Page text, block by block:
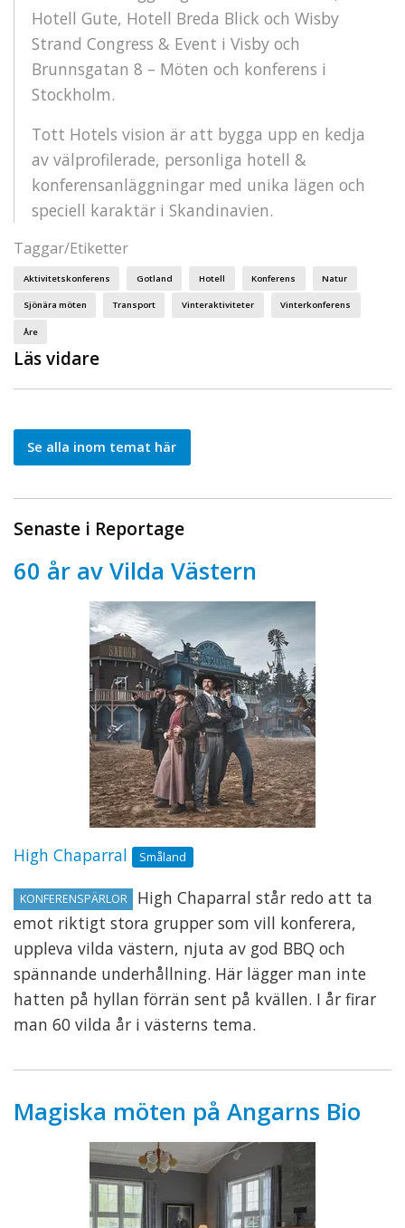
Hotell Gute, Hotell Breda Blick och Wisby
Strand Congress & Event i Visby och
Brunnsgatan 8 – Möten och konferens i
Stockholm.
Tott Hotels vision är att bygga upp en kedja
av välprofilerade, personliga hotell &
konferensanläggningar med unika lägen och
speciell karaktär i Skandinavien.
Taggar/Etiketter
Aktivitetskonferens Gotland Hotell Konferens Natur
Sjönära möten Transport Vinteraktiviteter Vinterkonferens
Åre
Läs vidare
Se alla inom temat här
Senaste i Reportage
60 år av Vilda Västern
High Chaparral Småland
KONFERENSPÄRLOR
High Chaparral står redo att ta
emot riktigt stora grupper som vill konferera,
uppleva vilda västern, njuta av god BBQ och
spännande underhållning. Här lägger man inte
hatten på hyllan förrän sent på kvällen. I år firar
man 60 vilda år i västerns tema.
Magiska möten på Angarns Bio